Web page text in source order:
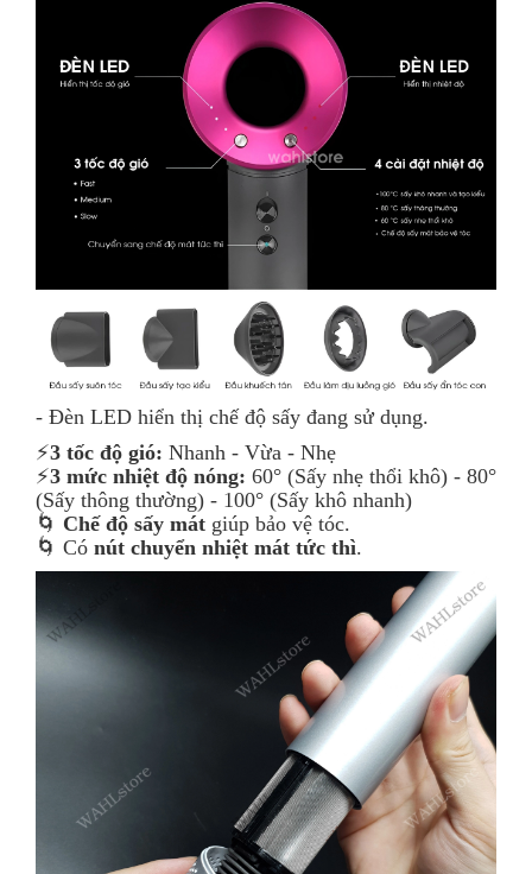
- Đèn LED hiển thị chế độ sấy đang sử dụng.
⚡️3 tốc độ gió: Nhanh - Vừa - Nhẹ
⚡️3 mức nhiệt độ nóng: 60° (Sấy nhẹ thổi khô) - 80°
(Sấy thông thường) - 100° (Sấy khô nhanh)
🌀 Chế độ sấy mát giúp bảo vệ tóc.
🌀 Có nút chuyển nhiệt mát tức thì.